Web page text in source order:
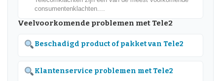
consumentenklachten....
Veelvoorkomende problemen met Tele2
Beschadigd product of pakket van Tele2
Klantenservice problemen met Tele2